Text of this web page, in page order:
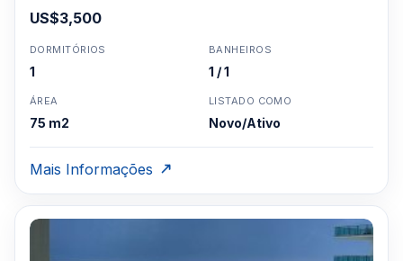
US$3,500
DORMITÓRIOS
1
BANHEIROS
1 / 1
ÁREA
75 m2
LISTADO COMO
Novo/Ativo
Mais Informações